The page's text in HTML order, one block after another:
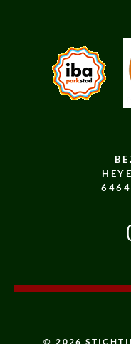
6464
© 2026